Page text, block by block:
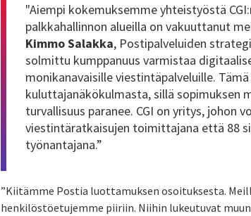
"Aiempi kokemuksemme yhteistyöstä
palkkahallinnon alueilla on vakuuttanut
Kimmo Salakka, Postipalveluiden
solmittu kumppanuus varmistaa
monikanavaisille viestintäpalveluille.
kuluttajanäkökulmasta, sillä sopimuksen
turvallisuus paranee. CGI on yritys,
viestintäratkaisujen toimittajana että 88
työnantajana.”
”Kiitämme Postia luottamuksen osoituksesta.
henkilöstöetujemme piiriin. Niihin lukeutuvat